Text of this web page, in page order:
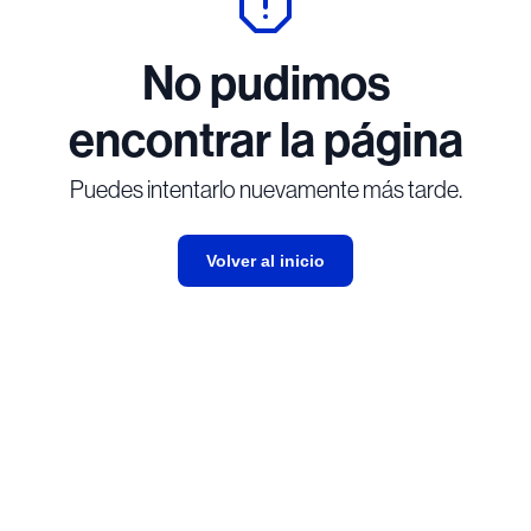
No pudimos
encontrar la página
Puedes intentarlo nuevamente más tarde.
Volver al inicio